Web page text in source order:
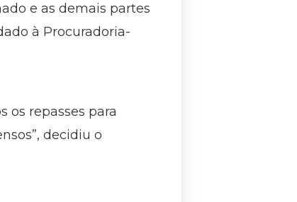
e as demais partes
à Procuradoria-
os repasses para
decidiu o